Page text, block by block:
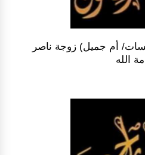
أم جميل) زوجة ناصر
الله